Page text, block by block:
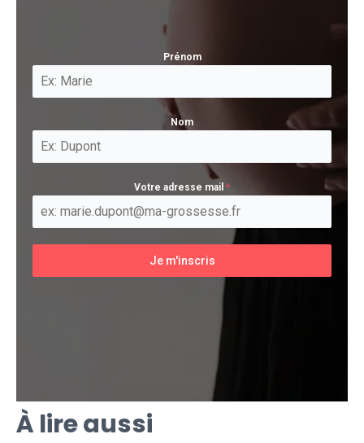
Prénom
Nom
Votre adresse mail *
Je m'inscris
À lire aussi